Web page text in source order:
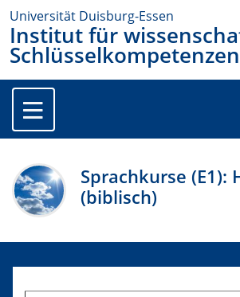
Universität Duisburg-Essen
Institut für
Schlüsselkompetenzen
Sprachkurse (E1):
(biblisch)